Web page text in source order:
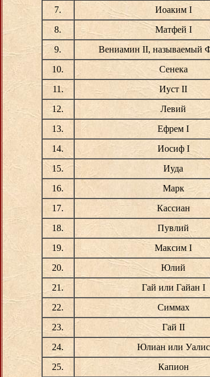
7.
Иоаким I
8.
Матфей I
9.
Вениамин II, называемый
10.
Сенека
11.
Иуст II
12.
Левий
13.
Ефрем I
14.
Иосиф I
15.
Иуда
16.
Марк
17.
Кассиан
18.
Пувлий
19.
Максим I
20.
Юлий
21.
Гай или Гайан I
22.
Симмах
23.
Гай II
24.
Юлиан или Уалис
25.
Капион